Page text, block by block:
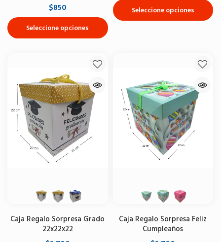
$850
Seleccione opciones
Seleccione opciones
Caja Regalo Sorpresa Grado
22x22x22
Caja Regalo Sorpresa Feliz
Cumpleaños